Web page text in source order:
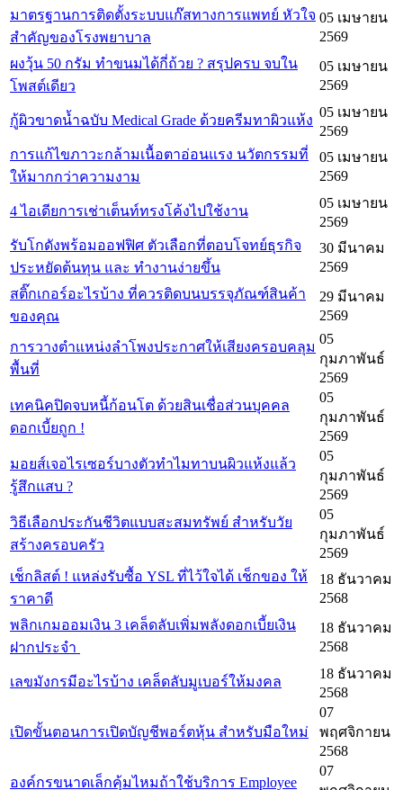
มาตรฐานการติดตั้งระบบแก๊สทางการแพทย์ หัวใจ
สำคัญของโรงพยาบาล
05 เมษายน
2569
ผงวุ้น 50 กรัม ทำขนมได้กี่ถ้วย ? สรุปครบ จบใน
โพสต์เดียว
05 เมษายน
2569
กู้ผิวขาดน้ำฉบับ Medical Grade ด้วยครีมทาผิวแห้ง
05 เมษายน
2569
การแก้ไขภาวะกล้ามเนื้อตาอ่อนแรง นวัตกรรมที่
ให้มากกว่าความงาม
05 เมษายน
2569
4 ไอเดียการเช่าเต็นท์ทรงโค้งไปใช้งาน
05 เมษายน
2569
รับโกดังพร้อมออฟฟิศ ตัวเลือกที่ตอบโจทย์ธุรกิจ
ประหยัดต้นทุน และ ทำงานง่ายขึ้น
30 มีนาคม
2569
สติ๊กเกอร์อะไรบ้าง ที่ควรติดบนบรรจุภัณฑ์สินค้า
ของคุณ
29 มีนาคม
2569
การวางตำแหน่งลำโพงประกาศให้เสียงครอบคลุม
พื้นที่
05
กุมภาพันธ์
2569
เทคนิคปิดจบหนี้ก้อนโต ด้วยสินเชื่อส่วนบุคคล
ดอกเบี้ยถูก !
05
กุมภาพันธ์
2569
มอยส์เจอไรเซอร์บางตัวทำไมทาบนผิวแห้งแล้ว
รู้สึกแสบ ?
05
กุมภาพันธ์
2569
วิธีเลือกประกันชีวิตแบบสะสมทรัพย์ สำหรับวัย
สร้างครอบครัว
05
กุมภาพันธ์
2569
เช็กลิสต์ ! แหล่งรับซื้อ YSL ที่ไว้ใจได้ เช็กของ ให้
ราคาดี
18 ธันวาคม
2568
พลิกเกมออมเงิน 3 เคล็ดลับเพิ่มพลังดอกเบี้ยเงิน
ฝากประจำ
18 ธันวาคม
2568
เลขมังกรมีอะไรบ้าง เคล็ดลับมูเบอร์ให้มงคล
18 ธันวาคม
2568
เปิดขั้นตอนการเปิดบัญชีพอร์ตหุ้น สำหรับมือใหม่
07
พฤศจิกายน
2568
องค์กรขนาดเล็กคุ้มไหมถ้าใช้บริการ Employee
07